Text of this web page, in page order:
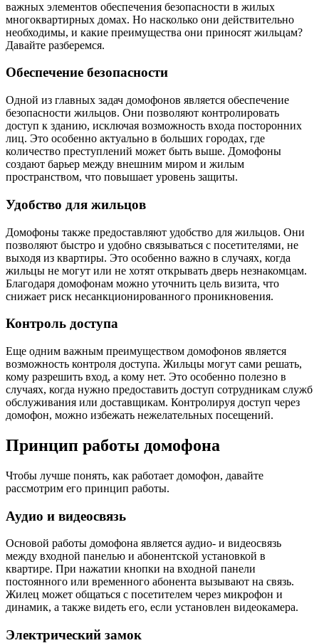
важных элементов обеспечения безопасности в жилых
многоквартирных домах. Но насколько они действительно
необходимы, и какие преимущества они приносят жильцам?
Давайте разберемся.
Обеспечение безопасности
Одной из главных задач домофонов является обеспечение
безопасности жильцов. Они позволяют контролировать
доступ к зданию, исключая возможность входа посторонних
лиц. Это особенно актуально в больших городах, где
количество преступлений может быть выше. Домофоны
создают барьер между внешним миром и жилым
пространством, что повышает уровень защиты.
Удобство для жильцов
Домофоны также предоставляют удобство для жильцов. Они
позволяют быстро и удобно связываться с посетителями, не
выходя из квартиры. Это особенно важно в случаях, когда
жильцы не могут или не хотят открывать дверь незнакомцам.
Благодаря домофонам можно уточнить цель визита, что
снижает риск несанкционированного проникновения.
Контроль доступа
Еще одним важным преимуществом домофонов является
возможность контроля доступа. Жильцы могут сами решать,
кому разрешить вход, а кому нет. Это особенно полезно в
случаях, когда нужно предоставить доступ сотрудникам служб
обслуживания или доставщикам. Контролируя доступ через
домофон, можно избежать нежелательных посещений.
Принцип работы домофона
Чтобы лучше понять, как работает домофон, давайте
рассмотрим его принцип работы.
Аудио и видеосвязь
Основой работы домофона является аудио- и видеосвязь
между входной панелью и абонентской установкой в
квартире. При нажатии кнопки на входной панели
постоянного или временного абонента вызывают на связь.
Жилец может общаться с посетителем через микрофон и
динамик, а также видеть его, если установлен видеокамера.
Электрический замок